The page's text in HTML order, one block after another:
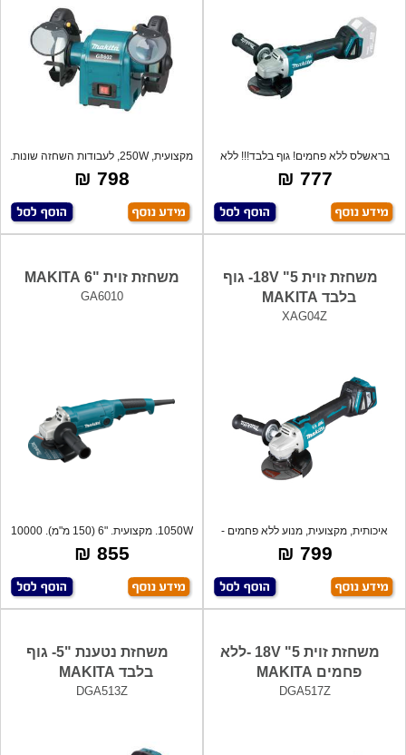
בראשלס ללא פחמים! גוף בלבד!!! ללא
סוללות
777 ₪
מקצועית, 250W, לעבודות השחזה שונות.
כולל
798 ₪
משחזת זוית 18V "5- גוף
בלבד MAKITA
XAG04Z
איכותית, מקצועית, מנוע ללא פחמים -
BRUSHL
799 ₪
משחזת זוית "6 MAKITA
GA6010
1050W. מקצועית. "6 (150 מ"מ). 10000
סל"
855 ₪
משחזת זוית 18V "5 -ללא
פחמים MAKITA
DGA517Z
משחזת נטענת "5- גוף
בלבד MAKITA
DGA513Z